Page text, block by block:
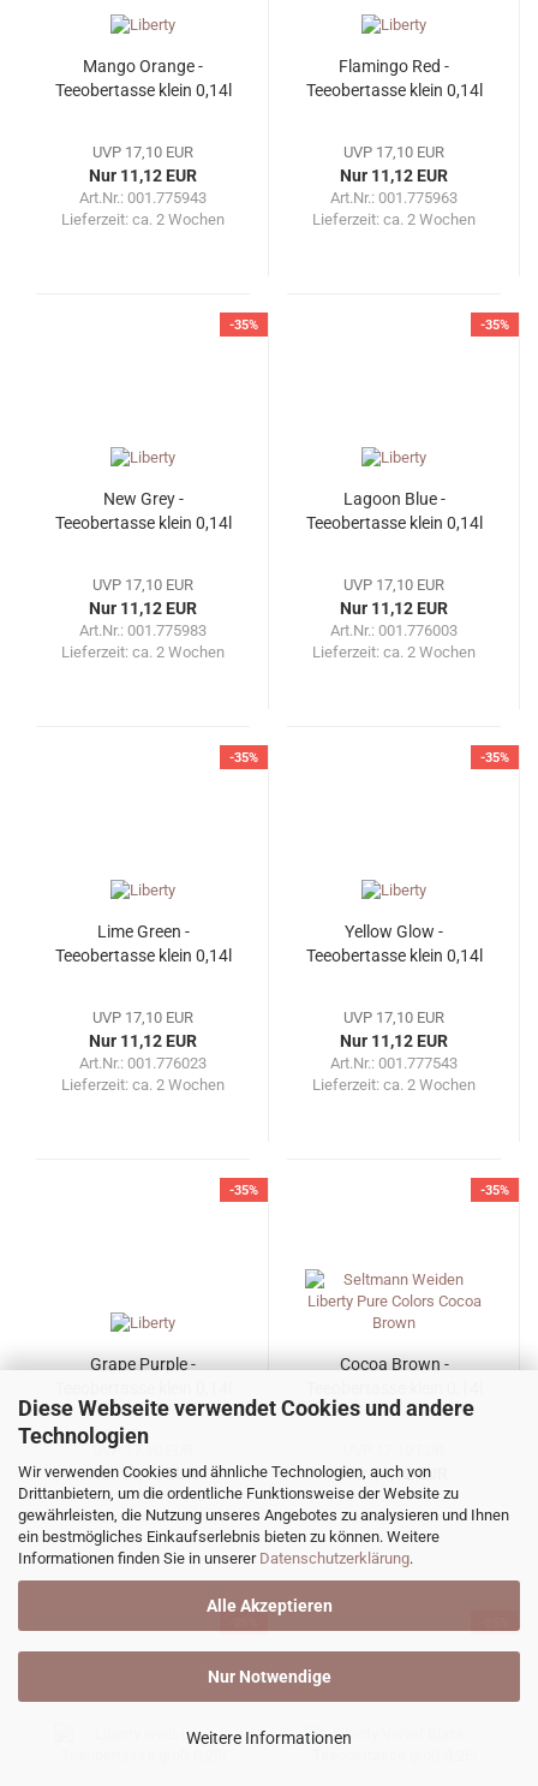
Diese Webseite verwendet Cookies und andere
Technologien
Wir verwenden Cookies und ähnliche Technologien, auch von
Drittanbietern, um die ordentliche Funktionsweise der Website zu
gewährleisten, die Nutzung unseres Angebotes zu analysieren und Ihnen
ein bestmögliches Einkaufserlebnis bieten zu können. Weitere
Informationen finden Sie in unserer Datenschutzerklärung.
Alle Akzeptieren
Nur Notwendige
Weitere Informationen
Mango Orange -
Teeobertasse klein 0,14l
UVP 17,10 EUR
Nur 11,12 EUR
Art.Nr.: 001.775943
Lieferzeit: ca. 2 Wochen
Flamingo Red -
Teeobertasse klein 0,14l
UVP 17,10 EUR
Nur 11,12 EUR
Art.Nr.: 001.775963
Lieferzeit: ca. 2 Wochen
-35%
New Grey -
Teeobertasse klein 0,14l
UVP 17,10 EUR
Nur 11,12 EUR
Art.Nr.: 001.775983
Lieferzeit: ca. 2 Wochen
-35%
Lagoon Blue -
Teeobertasse klein 0,14l
UVP 17,10 EUR
Nur 11,12 EUR
Art.Nr.: 001.776003
Lieferzeit: ca. 2 Wochen
-35%
Lime Green -
Teeobertasse klein 0,14l
UVP 17,10 EUR
Nur 11,12 EUR
Art.Nr.: 001.776023
Lieferzeit: ca. 2 Wochen
-35%
Yellow Glow -
Teeobertasse klein 0,14l
UVP 17,10 EUR
Nur 11,12 EUR
Art.Nr.: 001.777543
Lieferzeit: ca. 2 Wochen
-35%
Grape Purple -
UVP 17,10 EUR
Nur 11,12 EUR
Art.Nr.: 001.777558
Lieferzeit:ca. 2 Wochen
-35%
Cocoa Brown -
Nur 11,12 EUR
Art.Nr.: 001.777573
Lieferzeit:ca. 2 Wochen